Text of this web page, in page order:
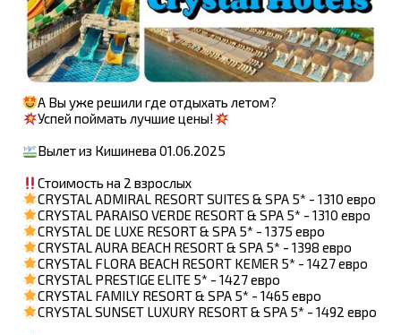
А Вы уже решили где отдыхать летом?
Успей поймать лучшие цены!
Вылет из Кишинева 01.06.2025
Стоимость на 2 взрослых
CRYSTAL ADMIRAL RESORT SUITES & SPA 5* - 1310 евро
CRYSTAL PARAISO VERDE RESORT & SPA 5* - 1310 евро
CRYSTAL DE LUXE RESORT & SPA 5* - 1375 евро
CRYSTAL AURA BEACH RESORT & SPA 5* - 1398 евро
CRYSTAL FLORA BEACH RESORT KEMER 5* - 1427 евро
CRYSTAL PRESTIGE ELITE 5* - 1427 евро
CRYSTAL FAMILY RESORT & SPA 5* - 1465 евро
CRYSTAL SUNSET LUXURY RESORT & SPA 5* - 1492 евро